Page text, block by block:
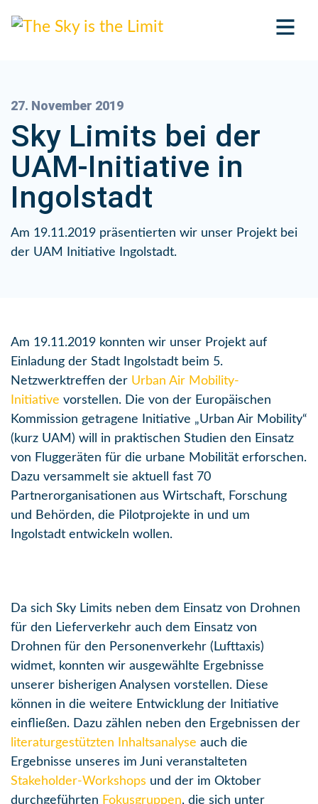
27. November 2019
Sky Limits bei der
UAM-Initiative in
Ingolstadt
Am 19.11.2019 präsentierten wir unser Projekt bei
der UAM Initiative Ingolstadt.
Am 19.11.2019 konnten wir unser Projekt auf
Einladung der Stadt Ingolstadt beim 5.
Netzwerktreffen der Urban Air Mobility-
Initiative vorstellen. Die von der Europäischen
Kommission getragene Initiative „Urban Air Mobility“
(kurz UAM) will in praktischen Studien den Einsatz
von Fluggeräten für die urbane Mobilität erforschen.
Dazu versammelt sie aktuell fast 70
Partnerorganisationen aus Wirtschaft, Forschung
und Behörden, die Pilotprojekte in und um
Ingolstadt entwickeln wollen.
Da sich Sky Limits neben dem Einsatz von Drohnen
für den Lieferverkehr auch dem Einsatz von
Drohnen für den Personenverkehr (Lufttaxis)
widmet, konnten wir ausgewählte Ergebnisse
unserer bisherigen Analysen vorstellen. Diese
können in die weitere Entwicklung der Initiative
einfließen. Dazu zählen neben den Ergebnissen der
literaturgestützten Inhaltsanalyse auch die
Ergebnisse unseres im Juni veranstalteten
Stakeholder-Workshops und der im Oktober
durchgeführten Fokusgruppen, die sich unter